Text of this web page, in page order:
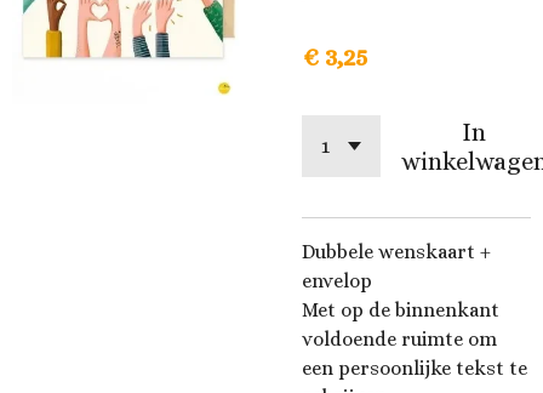
€ 3,25
In
Dubbele wenskaart +
envelop
Met op de binnenkant
voldoende ruimte om
een persoonlijke tekst te